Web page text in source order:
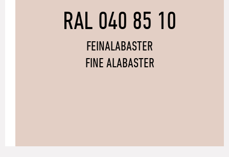
RAL 040 85 10
FEINALABASTER
FINE ALABASTER